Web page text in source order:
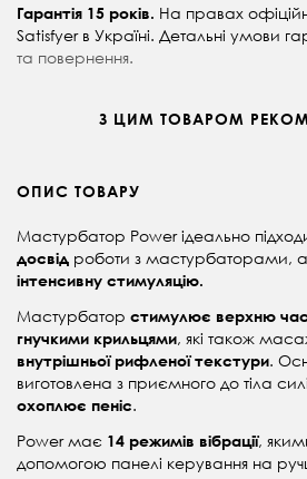
Гарантія 15 років. На правах
Satisfyer в Україні. Детальні умови
та повернення.
З ЦИМ ТОВАРОМ
ОПИС ТОВАРУ
Мастурбатор Power ідеально
досвід роботи з мастурбаторами,
інтенсивну стимуляцію.
Мастурбатор стимулює верхню
гнучкими крильцями, які також
внутрішньої рифленої текстури.
виготовлена з приємного до тіла
охоплює пеніс.
Power має 14 режимів вібрації,
допомогою панелі керування на